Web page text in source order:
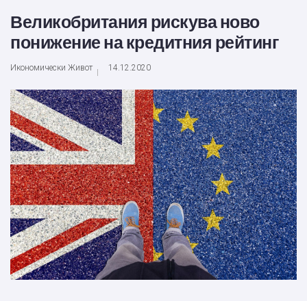
Великобритания рискува ново
понижение на кредитния рейтинг
Икономически Живот 14.12.2020